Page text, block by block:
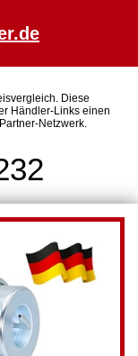
Diese
Händler-Links einen
Netzwerk.